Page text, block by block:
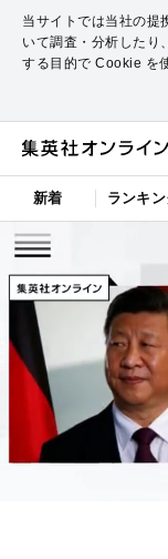
当サイトでは当社の提
いて調査・分析したり
する目的で Cookie を
新着 ランキ